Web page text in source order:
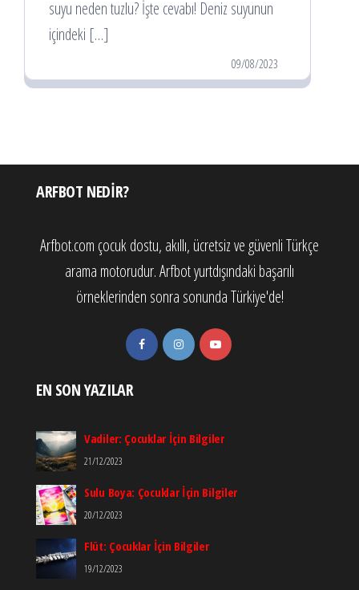
suyu neden tuzlu? İşte cevabı! Deniz suyunun
içindeki […]
09/08/2023
ARFBOT NEDIR?
Arfbot.com çocuk dostu, akıllı, ücretsiz ve güvenli Türkçe
arama motorudur. Arfbot yurtdışındaki başarılı
örneklerinden sonra sonunda Türkiye'de!
EN SON YAZILAR
Vadiler: Çocuklar İçin Bilgiler
21/12/2023
Sulu Boya: Çocuklar İçin Bilgiler
20/12/2023
Flüt: Çocuklar İçin Bilgiler
19/12/2023